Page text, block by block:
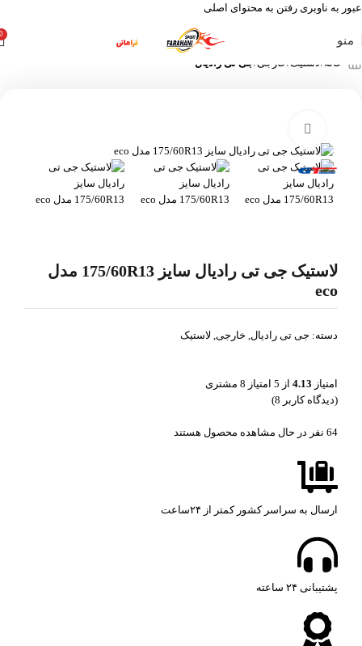
عبور به ناوبری رفتن به محتوای اصلی
منو
خانه لاستیک خارجی جی تی رادیال
لاستیک جی تی رادیال سایز 175/60R13 مدل
eco
دسته: جی تی رادیال, خارجی, لاستیک
امتیاز 4.13 از 5 امتیاز 8 مشتری
(دیدگاه کاربر 8
)
64 نفر در حال مشاهده محصول هستند
ارسال به سراسر کشور کمتر از ۲۴ساعت
پشتیبانی ۲۴ ساعته​